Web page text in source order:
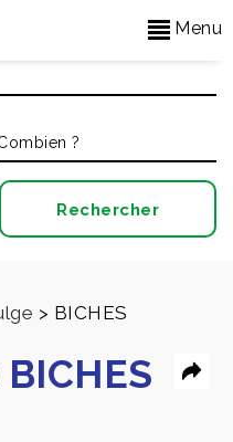
Menu
> BICHES